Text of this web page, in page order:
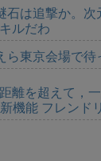
石は追撃か。
ルだわ
ら東京会場で待
離を超えて，
機能 フレンド